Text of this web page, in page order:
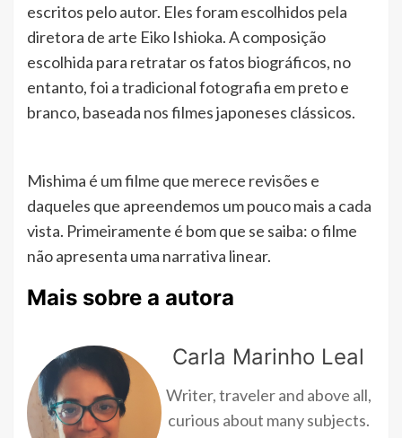
escritos pelo autor. Eles foram escolhidos pela
diretora de arte Eiko Ishioka. A composição
escolhida para retratar os fatos biográficos, no
entanto, foi a tradicional fotografia em preto e
branco, baseada nos filmes japoneses clássicos.
Mishima é um filme que merece revisões e
daqueles que apreendemos um pouco mais a cada
vista. Primeiramente é bom que se saiba: o filme
não apresenta uma narrativa linear.
Mais sobre a autora
Carla Marinho Leal
Writer, traveler and above all,
curious about many subjects.